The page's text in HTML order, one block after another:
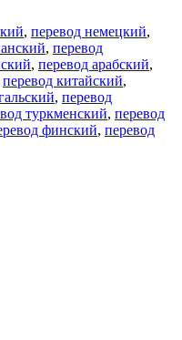
, перевод немецкий,
, перевод
, перевод арабский,
перевод китайский,
, перевод
туркменский, перевод
финский, перевод